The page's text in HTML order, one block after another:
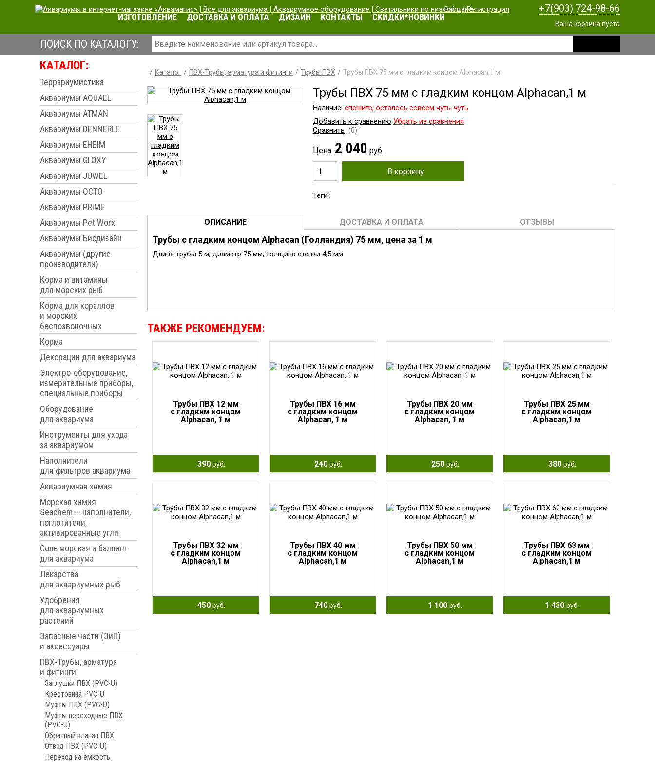
Вход|Регистрация +7(903) 724-98-66
Ваша корзина пуста
ИЗГОТОВЛЕНИЕ ДОСТАВКА И ОПЛАТА ДИЗАЙН КОНТАКТЫ СКИДКИ*НОВИНКИ
ПОИСК ПО КАТАЛОГУ:
КАТАЛОГ:
Террариумистика
Аквариумы AQUAEL
Аквариумы ATMAN
Аквариумы DENNERLE
Аквариумы EHEIM
Аквариумы GLOXY
Аквариумы JUWEL
Аквариумы OCTO
Аквариумы PRIME
Аквариумы Pet Worx
Аквариумы Биодизайн
Аквариумы (другие
производители)
Корма и витамины
для морских рыб
Корма для кораллов
и морских
беспозвоночных
Корма
Декорации для аквариума
Электро-оборудование,
измерительные приборы,
специальные приборы
Оборудование
для аквариума
Инструменты для ухода
за аквариумом
Наполнители
для фильтров аквариума
Аквариумная химия
Морская химия
Seachem — наполнители,
поглотители,
активированные угли
Соль морская и баллинг
для аквариума
Лекарства
для аквариумных рыб
Удобрения
для аквариумных
растений
Запасные части (ЗиП)
и аксессуары
ПВХ-Трубы, арматура
и фитинги
Заглушки ПВХ (PVC-U)
Крестовина PVC-U
Муфты ПВХ (PVC-U)
Муфты переходные ПВХ
(PVC-U)
Обратный клапан ПВХ
Отвод ПВХ (PVC-U)
Переход на емкость
Каталог ПВХ-Трубы, арматура и фитинги Трубы ПВХ Трубы ПВХ 75 мм с гладким концом Alphacan,1 м
Трубы ПВХ 75 мм с гладким концом Alphacan,1 м
Наличие: cпешите, осталось совсем чуть-чуть
Добавить к сравнению Убрать из сравнения
Сравнить (0)
Цена: 2 040 руб.
В корзину
Теги:
ОПИСАНИЕ ДОСТАВКА И ОПЛАТА ОТЗЫВЫ
Трубы с гладким концом Alphacan (Голландия) 75 мм, цена за 1 м
Длина трубы 5 м, диаметр 75 мм, толщина стенки 4,5 мм
ТАКЖЕ РЕКОМЕНДУЕМ:
Трубы ПВХ 12 мм
с гладким концом
Alphacan, 1 м
390 руб.
Трубы ПВХ 16 мм
с гладким концом
Alphacan, 1 м
240 руб.
Трубы ПВХ 20 мм
с гладким концом
Alphacan, 1 м
250 руб.
Трубы ПВХ 25 мм
с гладким концом
Alphacan,1 м
380 руб.
Трубы ПВХ 32 мм
с гладким концом
Alphacan,1 м
450 руб.
Трубы ПВХ 40 мм
с гладким концом
Alphacan,1 м
740 руб.
Трубы ПВХ 50 мм
с гладким концом
Alphacan,1 м
1 100 руб.
Трубы ПВХ 63 мм
с гладким концом
Alphacan,1 м
1 430 руб.